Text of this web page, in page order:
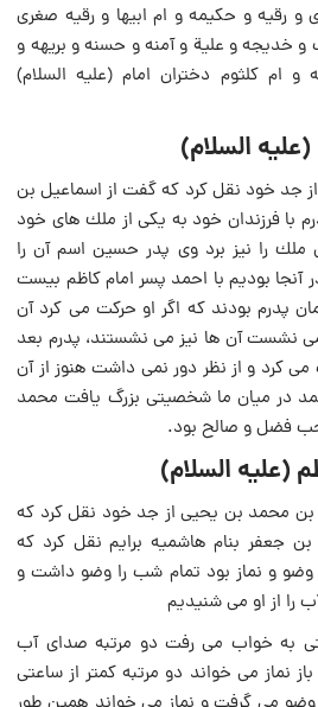
و رقیه و حكیمه و ام ابیها و رقیه صغرى
و خدیجه و علیة و آمنه و حسنه و بریهه و
ام كلثوم دختران امام (علیه السلام)
السلام)
جد خود نقل كرد كه گفت از اسماعیل بن
فرزندان خود به یكى از ملك‏ هاى خود
ملك را نیز برد وى پدر حسین اسم آن را
بودیم با احمد پسر امام کاظم بیست
پدرم بودند كه اگر او حركت مى‏ كرد آن‏
مى‏ نشست آن ها نیز مى ‏نشستند، پدرم بعد
می كرد و از نظر دور نمی داشت هنوز از آن
در میان ما شخصیتى بزرگ یافت محمد
فضل و صالح بود.
(علیه السلام)
محمد بن یحیى از جد خود نقل كرد كه
جعفر بنام هاشمیه برایم نقل كرد كه
و نماز بود تمام شب را وضو داشت و
را از او می شنیدیم‏
به خواب می رفت دو مرتبه صداى آب
نماز می خواند دو مرتبه كمتر از ساعتى